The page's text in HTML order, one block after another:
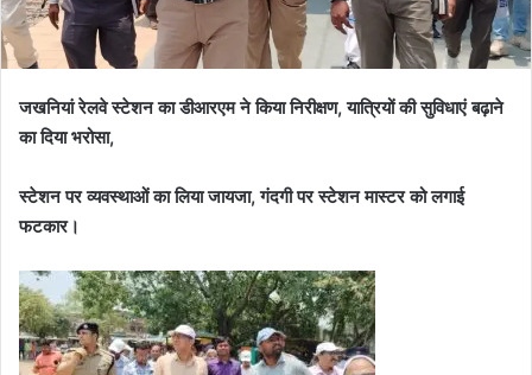
जखनियां रेलवे स्टेशन का डीआरएम ने किया निरीक्षण, यात्रियों की सुविधाएं बढ़ाने
का दिया भरोसा,
स्टेशन पर व्यवस्थाओं का लिया जायजा, गंदगी पर स्टेशन मास्टर को लगाई
फटकार।